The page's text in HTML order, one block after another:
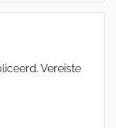
Vereiste